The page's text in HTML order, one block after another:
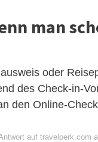
man
oder
des Check-in-
den Online-
auf travelperk.com